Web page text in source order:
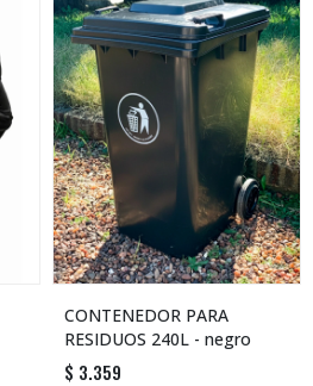
CONTENEDOR PARA
RESIDUOS 240L - negro
$ 3.359